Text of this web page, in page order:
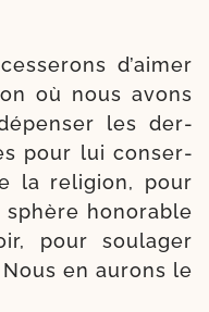
d’aimer
où nous avons
les der­
pour lui conser­
la reli­gion, pour
hono­rable
pour sou­la­ger
en aurons le